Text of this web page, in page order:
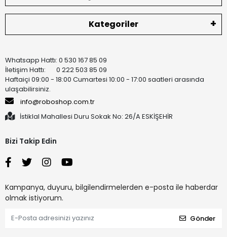
Kategoriler
Whatsapp Hattı: 0 530 167 85 09
İletişim Hattı: 0 222 503 85 09
Haftaiçi 09:00 - 18:00 Cumartesi 10:00 - 17:00 saatleri arasında
ulaşabilirsiniz.
info@roboshop.com.tr
İstiklal Mahallesi Duru Sokak No: 26/A ESKİŞEHİR
Bizi Takip Edin
Kampanya, duyuru, bilgilendirmelerden e-posta ile haberdar
olmak istiyorum.
Gönder